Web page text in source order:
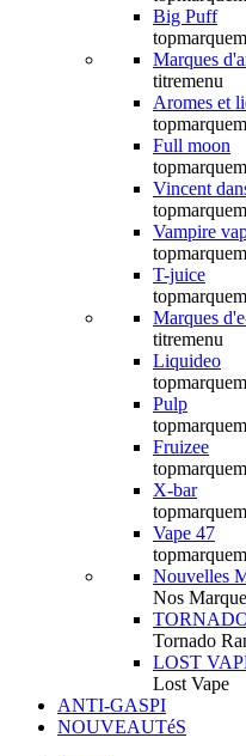
Big Puff
Marques
titremenu
Aromes et
Full moon
Vincent
Vampire
T-juice
Marques
titremenu
Liquideo
Pulp
Fruizee
X-bar
Vape 47
Nouvelles
Nos
Tornado
LOST
Lost Vape
ANTI-GASPI
NOUVEAUTéS